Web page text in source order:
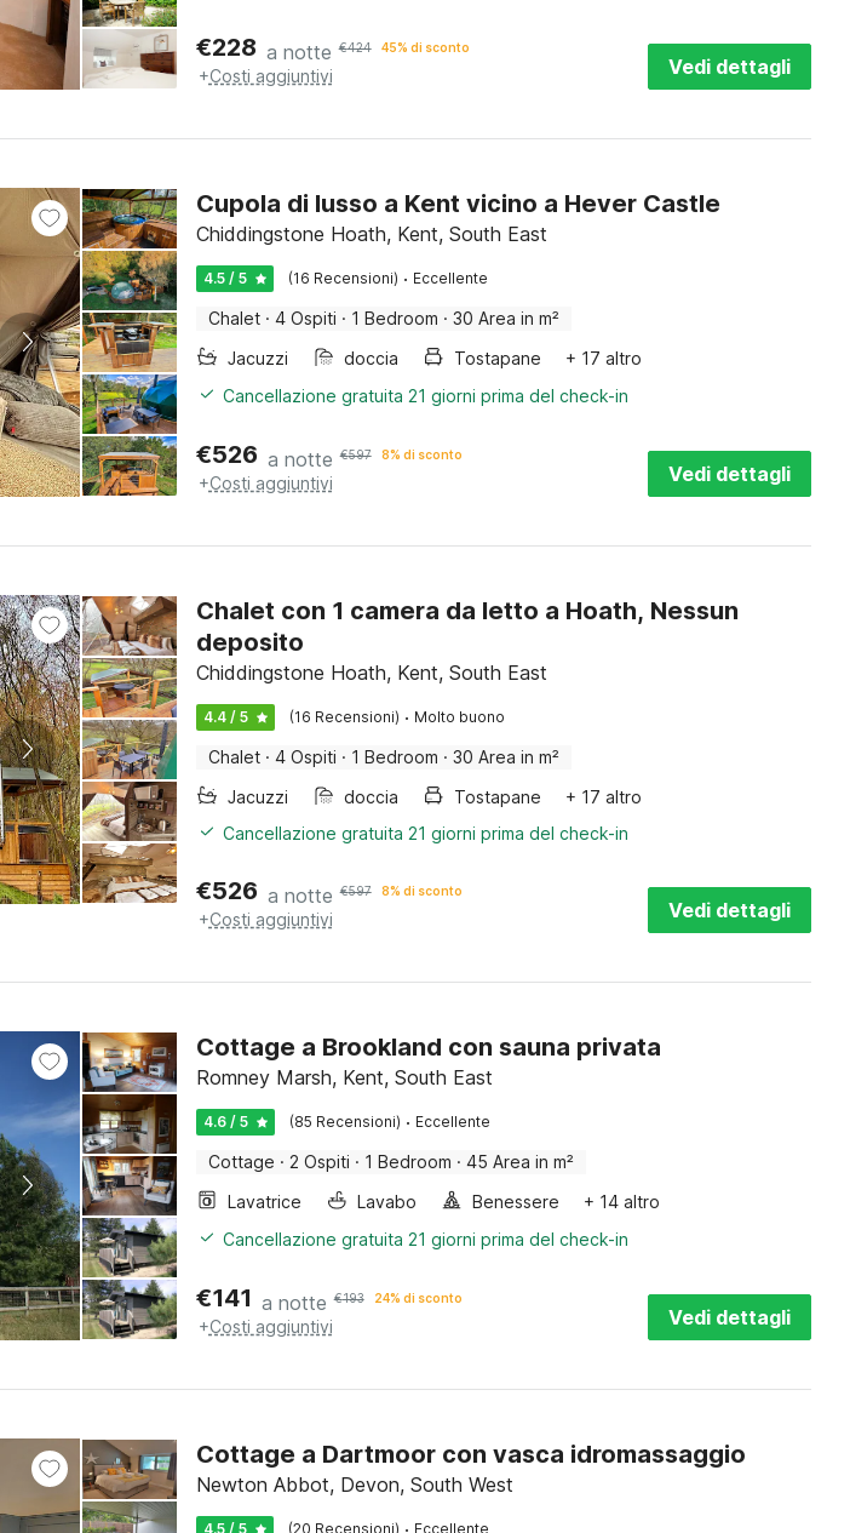
€228 a notte €424 45% di sconto
+Costi aggiuntivi Vedi dettagli
Cupola di lusso a Kent vicino a Hever Castle
Chiddingstone Hoath, Kent, South East
4.5 / 5 (16 Recensioni) · Eccellente
Chalet · 4 Ospiti · 1 Bedroom · 30 Area in m²
Jacuzzi
doccia Tostapane
+ 17 altro
Cancellazione gratuita 21 giorni prima del check-in
€526 a notte €597 8% di sconto
+Costi aggiuntivi Vedi dettagli
Chalet con 1 camera da letto a Hoath, Nessun
deposito
Chiddingstone Hoath, Kent, South East
4.4 / 5 (16 Recensioni) · Molto buono
Chalet · 4 Ospiti · 1 Bedroom · 30 Area in m²
Jacuzzi
doccia Tostapane
+ 17 altro
Cancellazione gratuita 21 giorni prima del check-in
€526 a notte €597 8% di sconto
+Costi aggiuntivi Vedi dettagli
Cottage a Brookland con sauna privata
Romney Marsh, Kent, South East
4.6 / 5 (85 Recensioni) · Eccellente
Cottage · 2 Ospiti · 1 Bedroom · 45 Area in m²
Lavatrice
Lavabo Benessere
+ 14 altro
Cancellazione gratuita 21 giorni prima del check-in
€141 a notte €193 24% di sconto
+Costi aggiuntivi Vedi dettagli
Cottage a Dartmoor con vasca idromassaggio
Newton Abbot, Devon, South West
4.5 / 5 (20 Recensioni) Eccellente